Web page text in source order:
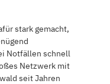
stark gemacht,
Notfällen schnell
Netzwerk mit
seit Jahren